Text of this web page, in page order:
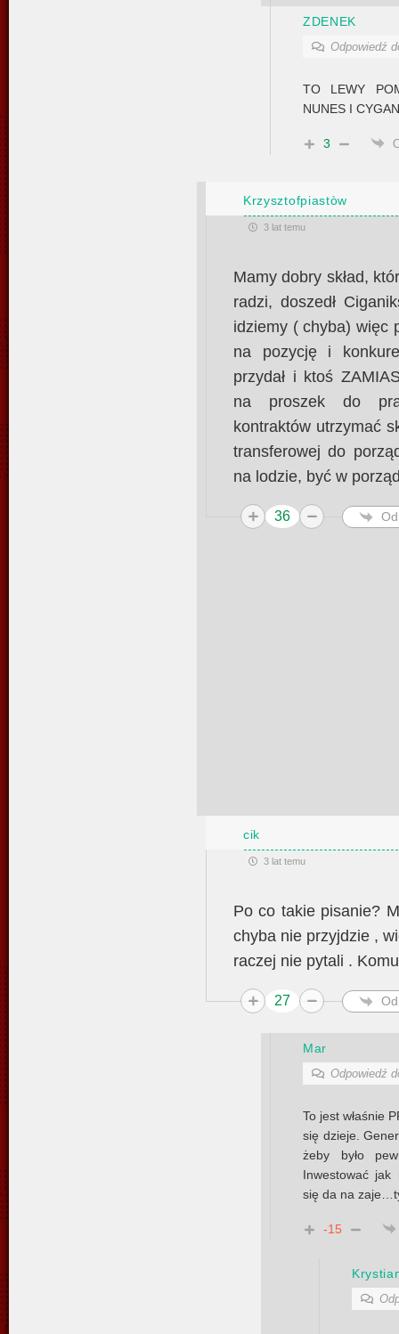
ZDENEK
Odpowiedź
TO LEWY
NUNES I
3
Krzysztofpiastòw
3 lat temu
Mamy dobry skład,
radzi, doszedł
idziemy ( chyba) więc
na pozycję i
przydał i ktoś
na proszek do
kontraktów utrzymać
transferowej do
na lodzie, być w
36
cik
3 lat temu
Po co takie pisanie?
chyba nie przyjdzie ,
raczej nie pytali .
27
Mar
Odpowiedź
To jest właśnie
się dzieje.
żeby było
Inwestować jak
się da na
-15